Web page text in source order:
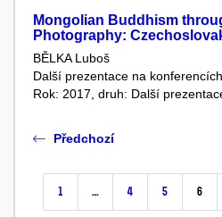
Mongolian Buddhism
Photography:
BĚLKA Luboš
Další prezentace na konferencích
Rok: 2017, druh: Další
Předchozí
1 … 4 5 6